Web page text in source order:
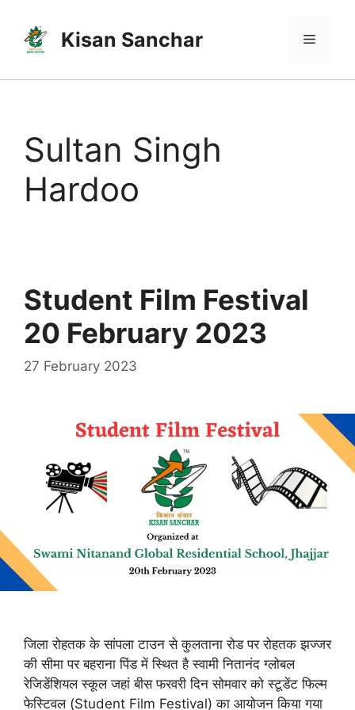
content
Kisan Sanchar Menu
Sultan Singh
Hardoo
Student Film Festival
20 February 2023
27 February 2023
जिला रोहतक के सांपला टाउन से कुलताना रोड पर रोहतक झज्जर
की सीमा पर बहराना पिंड में स्थित है स्वामी नितानंद ग्लोबल
रेजिडेंशियल स्कूल जहां बीस फरवरी दिन सोमवार को स्टूडेंट फिल्म
फेस्टिवल (Student Film Festival) का आयोजन किया गया